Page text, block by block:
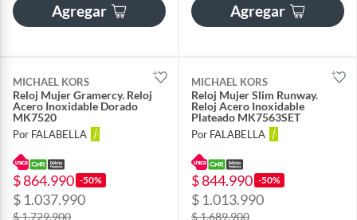
Agregar Agregar
MICHAEL KORS
Reloj Mujer Gramercy. Reloj
Acero Inoxidable Dorado
MK7520
Por FALABELLA
$ 864.990 -50%
$ 1.037.990
$ 1.729.900
MICHAEL KORS
Reloj Mujer Slim Runway.
Reloj Acero Inoxidable
Plateado MK7563SET
Por FALABELLA
$ 844.990 -50%
$ 1.013.990
$ 1.689.900